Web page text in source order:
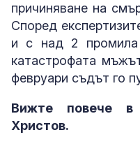
причиняване на
Според
и с над 2 промила
катастрофата
февруари съдът го
Вижте повече
Христов.